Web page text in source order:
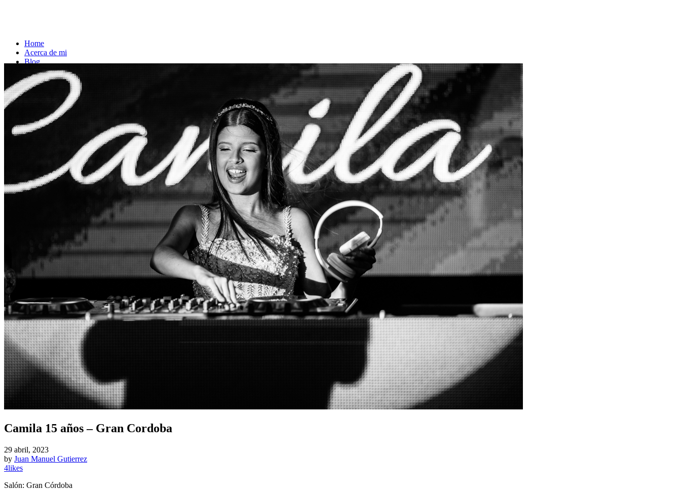
Home
Acerca de mi
Blog
Contacto
Camila 15 años – Gran Cordoba
29 abril, 2023
by Juan Manuel Gutierrez
4likes
Salón: Gran Córdoba